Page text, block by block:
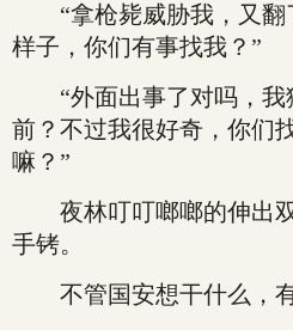
“拿枪毙威胁我，又翻
样子，你们有事找我？”
“外面出事了对吗，我
前？不过我很好奇，你们
嘛？”
夜林叮叮啷啷的伸出双
手铐。
不管国安想干什么，